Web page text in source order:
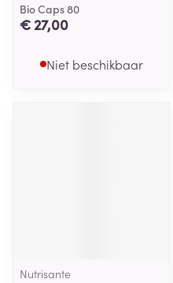
Bio Caps 80
€ 27,00
Niet beschikbaar
Nutrisante